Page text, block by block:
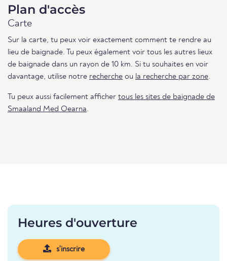
Plan d'accès
Carte
Sur la carte, tu peux voir exactement comment te rendre au
lieu de baignade. Tu peux également voir tous les autres lieux
de baignade dans un rayon de 10 km. Si tu souhaites en voir
davantage, utilise notre recherche ou la recherche par zone.
Tu peux aussi facilement afficher tous les sites de baignade de
Smaaland Med Oearna.
Heures d'ouverture
s'inscrire